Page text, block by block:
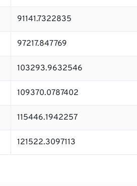
91141.7322835
97217.847769
103293.9632546
109370.0787402
115446.1942257
121522.3097113